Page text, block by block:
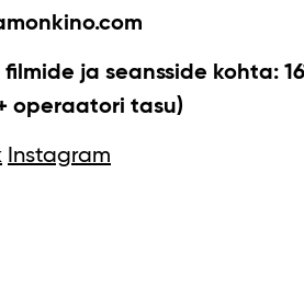
ja seansside kohta:
operaatori tasu)
Instagram